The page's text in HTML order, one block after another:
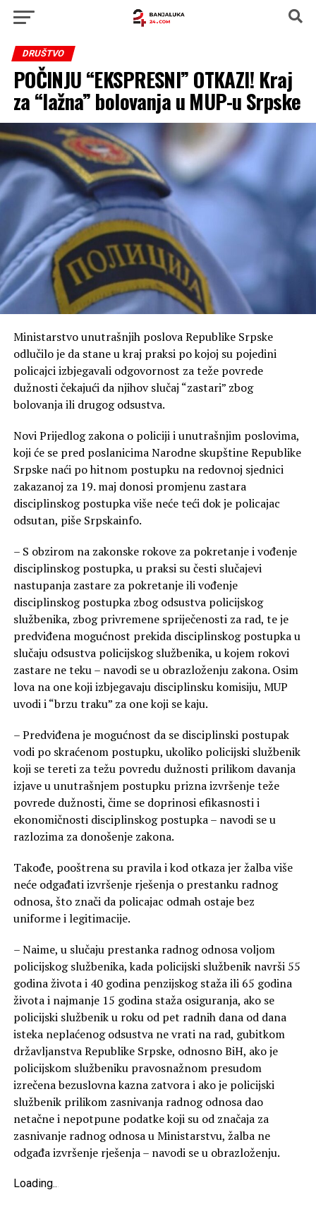
DRUŠTVO
POČINJU “EKSPRESNI” OTKAZI! Kraj
za “lažna” bolovanja u MUP-u Srpske
Ministarstvo unutrašnjih poslova Republike Srpske
odlučilo je da stane u kraj praksi po kojoj su pojedini
policajci izbjegavali odgovornost za teže povrede
dužnosti čekajući da njihov slučaj “zastari” zbog
bolovanja ili drugog odsustva.
Novi Prijedlog zakona o policiji i unutrašnjim poslovima,
koji će se pred poslanicima Narodne skupštine Republike
Srpske naći po hitnom postupku na redovnoj sjednici
zakazanoj za 19. maj donosi promjenu zastara
disciplinskog postupka više neće teći dok je policajac
odsutan, piše Srpskainfo.
– S obzirom na zakonske rokove za pokretanje i vođenje
disciplinskog postupka, u praksi su česti slučajevi
nastupanja zastare za pokretanje ili vođenje
disciplinskog postupka zbog odsustva policijskog
službenika, zbog privremene spriječenosti za rad, te je
predviđena mogućnost prekida disciplinskog postupka u
slučaju odsustva policijskog službenika, u kojem rokovi
zastare ne teku – navodi se u obrazloženju zakona. Osim
lova na one koji izbjegavaju disciplinsku komisiju, MUP
uvodi i “brzu traku” za one koji se kaju.
– Predviđena je mogućnost da se disciplinski postupak
vodi po skraćenom postupku, ukoliko policijski službenik
koji se tereti za težu povredu dužnosti prilikom davanja
izjave u unutrašnjem postupku prizna izvršenje teže
povrede dužnosti, čime se doprinosi efikasnosti i
ekonomičnosti disciplinskog postupka – navodi se u
razlozima za donošenje zakona.
Takođe, pooštrena su pravila i kod otkaza jer žalba više
neće odgađati izvršenje rješenja o prestanku radnog
odnosa, što znači da policajac odmah ostaje bez
uniforme i legitimacije.
– Naime, u slučaju prestanka radnog odnosa voljom
policijskog službenika, kada policijski službenik navrši 55
godina života i 40 godina penzijskog staža ili 65 godina
života i najmanje 15 godina staža osiguranja, ako se
policijski službenik u roku od pet radnih dana od dana
isteka neplaćenog odsustva ne vrati na rad, gubitkom
državljanstva Republike Srpske, odnosno BiH, ako je
policijskom službeniku pravosnažnom presudom
izrečena bezuslovna kazna zatvora i ako je policijski
službenik prilikom zasnivanja radnog odnosa dao
netačne i nepotpune podatke koji su od značaja za
zasnivanje radnog odnosa u Ministarstvu, žalba ne
odgađa izvršenje rješenja – navodi se u obrazloženju.
Loading..